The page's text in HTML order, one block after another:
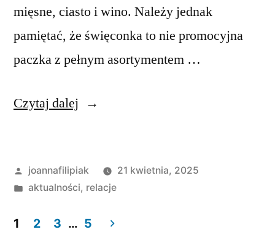
mięsne, ciasto i wino. Należy jednak
pamiętać, że święconka to nie promocyjna
paczka z pełnym asortymentem …
Czytaj dalej „Święconka”
Opublikowane
przez
joannafilipiak
21 kwietnia, 2025
Opublikowano
aktualności, relacje
1 2 3 … 5